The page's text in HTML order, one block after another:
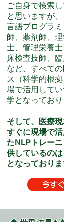
ご自身で検索
と思いますが
言語プログラ
師、薬剤師、
士、管理栄養
床検査技師、
など、すべて
ス（科学的根
場で活用して
学となっており
そして、医療
すぐに現場で
たNLPトレー
供しているの
となっておりま
今す